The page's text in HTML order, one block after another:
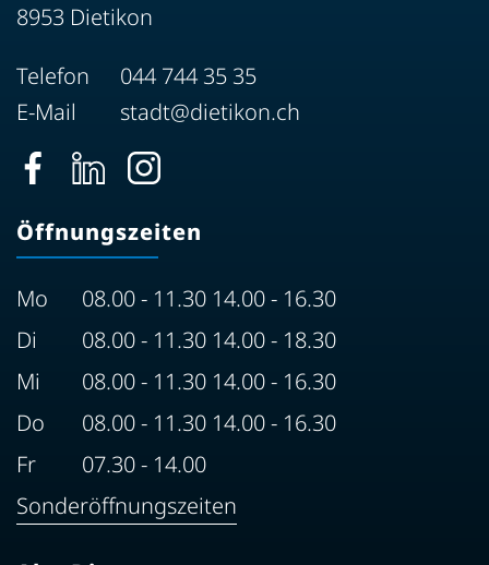
8953 Dietikon
Telefon
044 744 35 35
E-Mail
stadt@dietikon.ch
Öffnungszeiten
Mo
08.00 - 11.30 14.00 - 16.30
Di
08.00 - 11.30 14.00 - 18.30
Mi
08.00 - 11.30 14.00 - 16.30
Do
08.00 - 11.30 14.00 - 16.30
Fr
07.30 - 14.00
Sonderöffnungszeiten